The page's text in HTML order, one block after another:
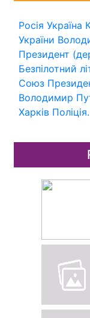
Росія Україна
України
Президент
Безпілотний
Союз
Володимир
Харків Поліція.